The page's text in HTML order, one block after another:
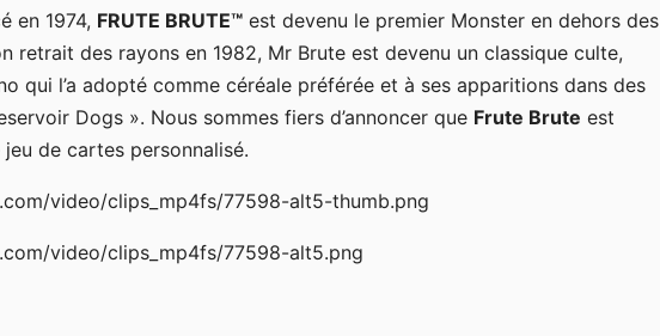
en 1974, FRUTE BRUTE™ est devenu le premier Monster en dehors des
retrait des rayons en 1982, Mr Brute est devenu un classique culte,
qui l’a adopté comme céréale préférée et à ses apparitions dans des
Dogs ». Nous sommes fiers d’annoncer que Frute Brute est
de cartes personnalisé.
video/clips_mp4fs/77598-alt5-thumb.png
video/clips_mp4fs/77598-alt5.png